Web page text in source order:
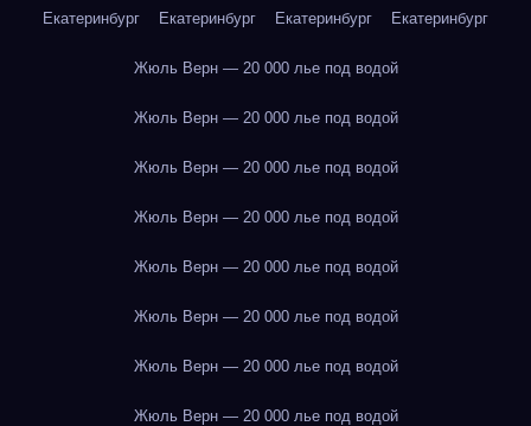
Екатеринбург Екатеринбург Екатеринбург Екатеринбург
Жюль Верн — 20 000 лье под водой
Жюль Верн — 20 000 лье под водой
Жюль Верн — 20 000 лье под водой
Жюль Верн — 20 000 лье под водой
Жюль Верн — 20 000 лье под водой
Жюль Верн — 20 000 лье под водой
Жюль Верн — 20 000 лье под водой
Жюль Верн — 20 000 лье под водой